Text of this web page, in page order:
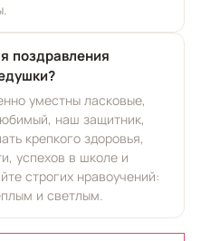
поздравления
уместны ласковые,
наш защитник,
крепкого здоровья,
успехов в школе и
строгих нравоучений:
и светлым.